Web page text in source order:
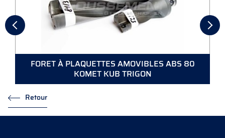
FORET À PLAQUETTES AMOVIBLES ABS 80
KOMET KUB TRIGON
Retour